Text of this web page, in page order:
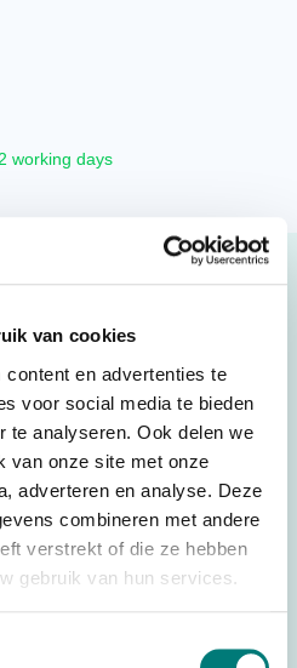
van cookies
en advertenties te
voor social media te bieden
te analyseren. Ook delen we
van onze site met onze
adverteren en analyse. Deze
combineren met andere
verstrekt of die ze hebben
gebruik van hun services.
working days
steel pins)
L
L